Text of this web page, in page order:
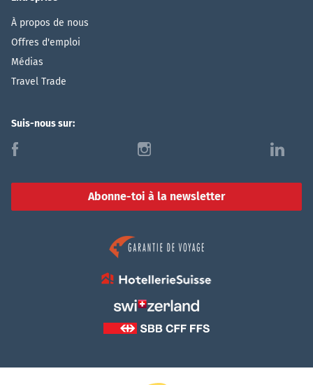
À propos de nous
Offres d'emploi
Médias
Travel Trade
Suis-nous sur:
f i l
Abonne-toi à la newsletter